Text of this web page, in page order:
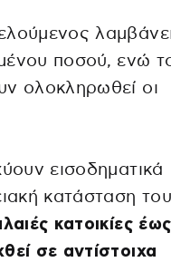
ποσού, ενώ
ολοκληρωθεί οι
εισοδηματικά
κατάσταση του
κατοικίες
σε αντίστοιχα